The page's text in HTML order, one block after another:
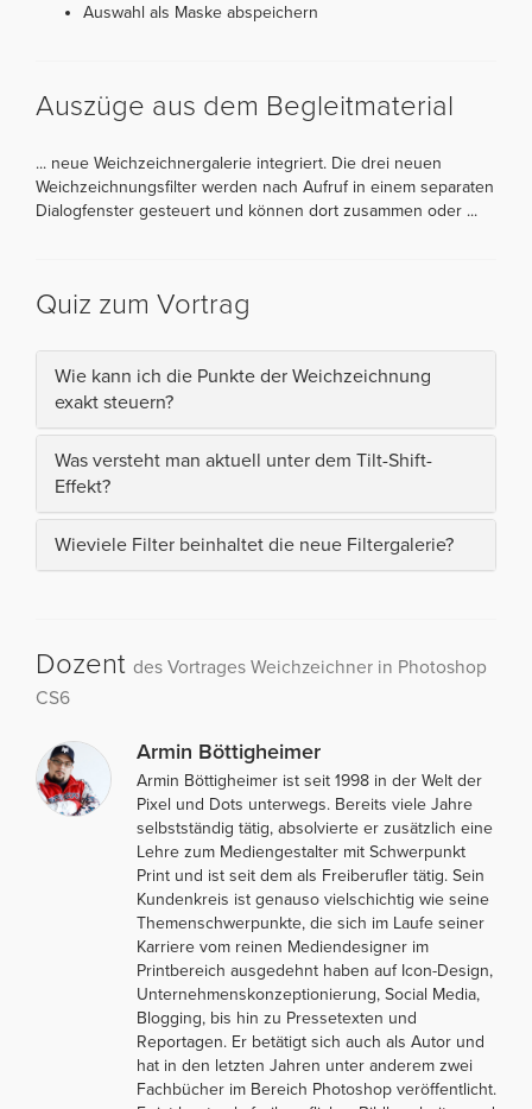
Auswahl als Maske abspeichern
Auszüge aus dem Begleitmaterial
... neue Weichzeichnergalerie integriert. Die drei neuen
Weichzeichnungsfilter werden nach Aufruf in einem separaten
Dialogfenster gesteuert und können dort zusammen oder ...
Quiz zum Vortrag
Wie kann ich die Punkte der Weichzeichnung
exakt steuern?
Was versteht man aktuell unter dem Tilt-Shift-
Effekt?
Wieviele Filter beinhaltet die neue Filtergalerie?
Dozent des Vortrages Weichzeichner in Photoshop
CS6
Armin Böttigheimer
Armin Böttigheimer ist seit 1998 in der Welt der
Pixel und Dots unterwegs. Bereits viele Jahre
selbstständig tätig, absolvierte er zusätzlich eine
Lehre zum Mediengestalter mit Schwerpunkt
Print und ist seit dem als Freiberufler tätig. Sein
Kundenkreis ist genauso vielschichtig wie seine
Themenschwerpunkte, die sich im Laufe seiner
Karriere vom reinen Mediendesigner im
Printbereich ausgedehnt haben auf Icon-Design,
Unternehmenskonzeptionierung, Social Media,
Blogging, bis hin zu Pressetexten und
Reportagen. Er betätigt sich auch als Autor und
hat in den letzten Jahren unter anderem zwei
Fachbücher im Bereich Photoshop veröffentlicht.